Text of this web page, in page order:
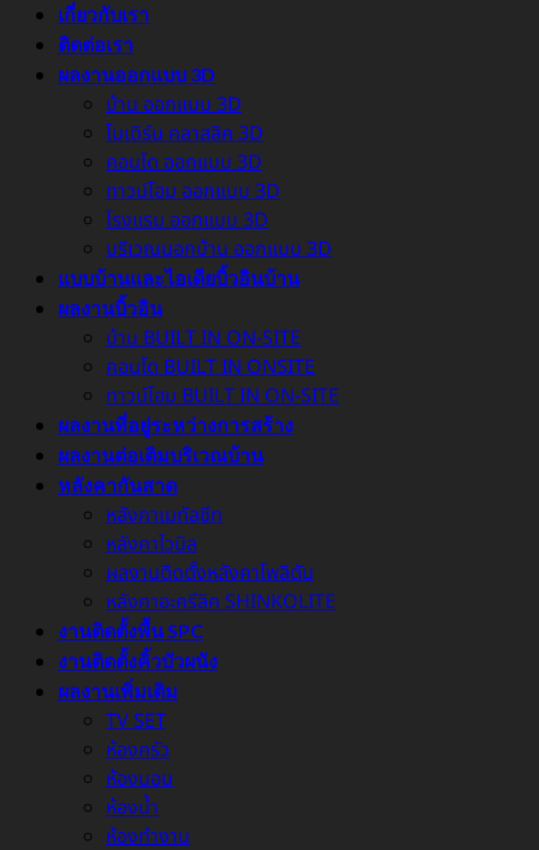
เกี่ยวกับเรา
ติดต่อเรา
ผลงานออกแบบ 3D
บ้าน ออกแบบ 3D
โมเดิร์น คลาสสิค 3D
คอนโด ออกแบบ 3D
ทาวน์โฮม ออกแบบ 3D
โรงแรม ออกแบบ 3D
บริเวณนอกบ้าน ออกแบบ 3D
แบบบ้านและไอเดียบิ้วอินบ้าน
ผลงานบิ้วอิน
บ้าน BUILT IN ON-SITE
คอนโด BUILT IN ONSITE
ทาวน์โฮม BUILT IN ON-SITE
ผลงานที่อยู่ระหว่างการสร้าง
ผลงานต่อเติมบริเวณบ้าน
หลังคากันสาด
หลังคาเมทัลชีท
หลังคาไวนิล
ผลงานติดตั้งหลังคาโพลิตัน
หลังคาอะครีลิค SHINKOLITE
งานติดตั้งพื้น SPC
งานติดตั้งคิ้วบัวผนัง
ผลงานเพิ่มเติม
TV SET
ห้องครัว
ห้องนอน
ห้องน้ำ
ห้องทำงาน